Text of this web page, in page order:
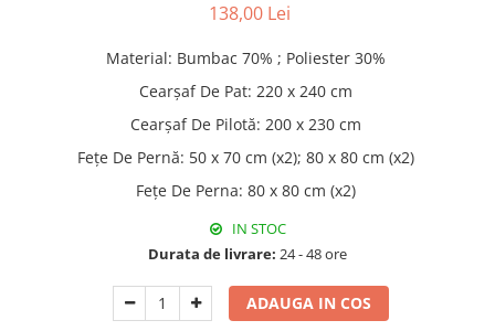
138,00 Lei
Material: Bumbac 70% ; Poliester 30%
Cearșaf De Pat: 220 x 240 cm
Cearșaf De Pilotă: 200 x 230 cm
Fețe De Pernă: 50 x 70 cm (x2); 80 x 80 cm (x2)
Fețe De Perna: 80 x 80 cm (x2)
IN STOC
Durata de livrare: 24 - 48 ore
ADAUGA IN COS